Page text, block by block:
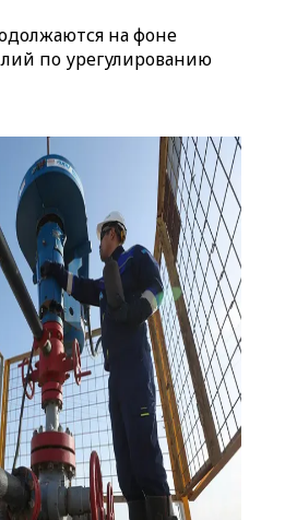
на фоне
по урегулированию